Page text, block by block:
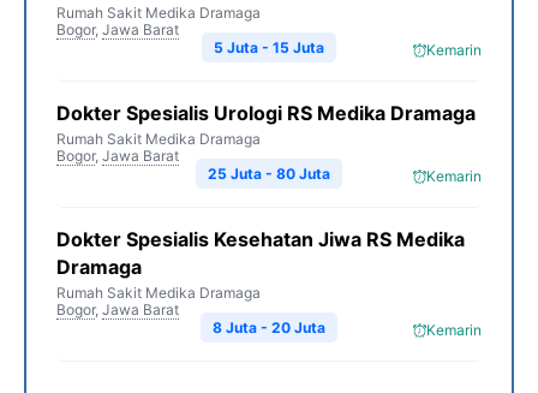
Rumah Sakit Medika Dramaga
Bogor, Jawa Barat
Kemarin
5 Juta - 15 Juta
Dokter Spesialis Urologi RS Medika Dramaga
Rumah Sakit Medika Dramaga
Bogor, Jawa Barat
Kemarin
25 Juta - 80 Juta
Dokter Spesialis Kesehatan Jiwa RS Medika
Dramaga
Rumah Sakit Medika Dramaga
Bogor, Jawa Barat
Kemarin
8 Juta - 20 Juta